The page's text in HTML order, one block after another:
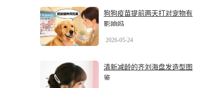
狗狗疫苗提前两天打对宠物有
影响吗
2026-05-24
清新减龄的齐刘海盘发造型图
鉴